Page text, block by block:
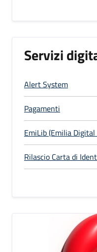
Servizi
Alert System
Pagamenti
EmiLib (Emilia
Rilascio Carta di